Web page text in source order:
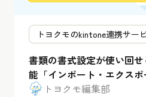
トヨクモのkintone連携サー
書類の書式設定が使い回
能「インポート・エクス
トヨクモ編集部